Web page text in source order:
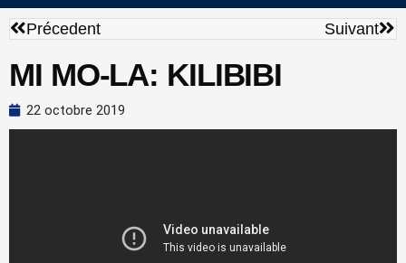
Précédent
Précedent Suivant
MI MO-LA: KILIBIBI
22 octobre 2019